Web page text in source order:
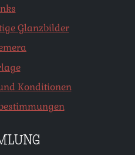
Glanzbilder
Konditionen